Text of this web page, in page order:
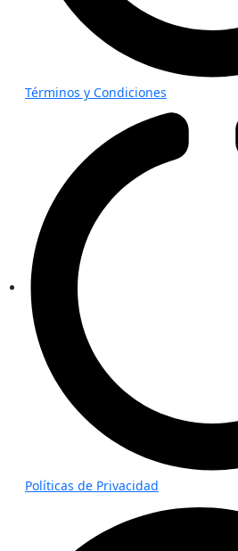
Términos y Condiciones
Políticas de Privacidad